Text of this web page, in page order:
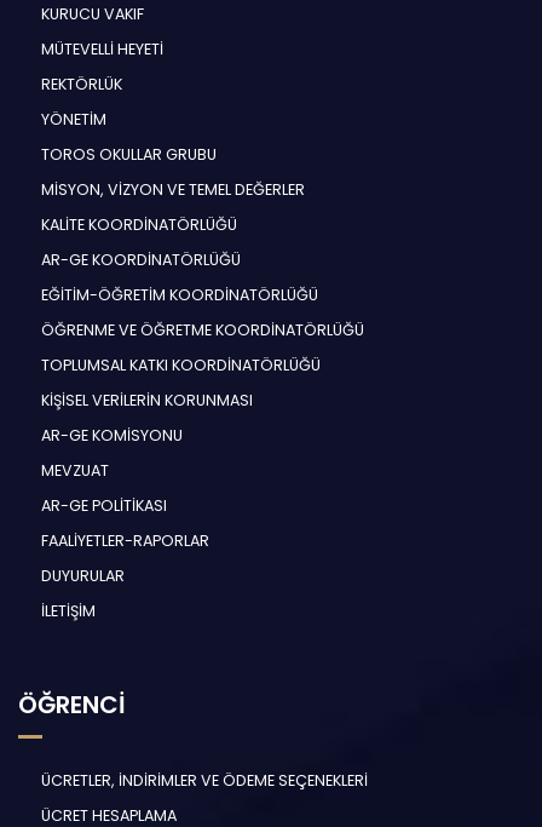
KURUCU VAKIF
MÜTEVELLİ HEYETİ
REKTÖRLÜK
YÖNETİM
TOROS OKULLAR GRUBU
MİSYON, VİZYON VE TEMEL DEĞERLER
KALİTE KOORDİNATÖRLÜĞÜ
AR-GE KOORDİNATÖRLÜĞÜ
EĞİTİM-ÖĞRETİM KOORDİNATÖRLÜĞÜ
ÖĞRENME VE ÖĞRETME KOORDİNATÖRLÜĞÜ
TOPLUMSAL KATKI KOORDİNATÖRLÜĞÜ
KİŞİSEL VERİLERİN KORUNMASI
AR-GE KOMİSYONU
MEVZUAT
AR-GE POLİTİKASI
FAALİYETLER-RAPORLAR
DUYURULAR
İLETİŞİM
ÖĞRENCİ
ÜCRETLER, İNDİRİMLER VE ÖDEME SEÇENEKLERİ
ÜCRET HESAPLAMA